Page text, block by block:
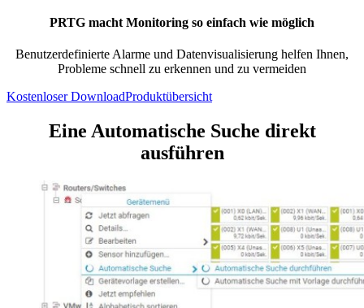
PRTG macht Monitoring so einfach wie möglich
Benutzerdefinierte Alarme und Datenvisualisierung helfen Ihnen,
Probleme schnell zu erkennen und zu vermeiden
Kostenloser DownloadProduktübersicht
Eine Automatische Suche direkt
ausführen